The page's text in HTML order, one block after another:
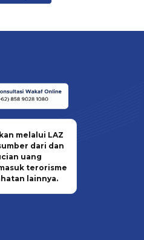
melalui LAZ
dari dan
uang
terorisme
lainnya.